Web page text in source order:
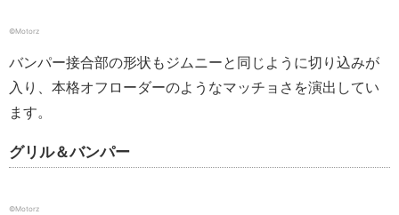
©Motorz
バンパー接合部の形状もジムニーと同じように切り込みが
入り、本格オフローダーのようなマッチョさを演出してい
ます。
グリル＆バンパー
©Motorz